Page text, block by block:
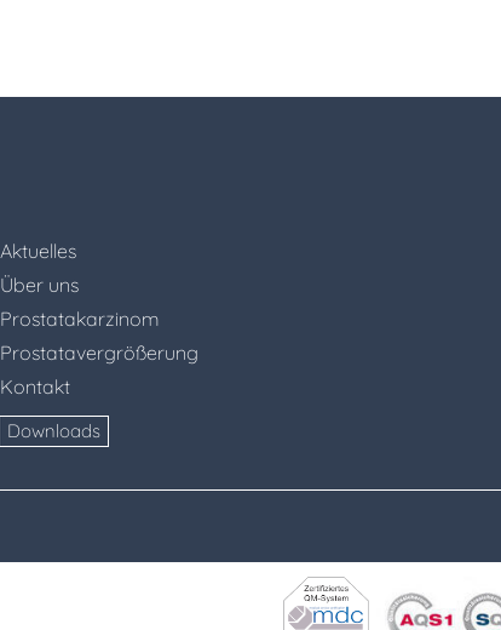
Aktuelles
Über uns
Prostatakarzinom
Prostatavergrößerung
Kontakt
Downloads